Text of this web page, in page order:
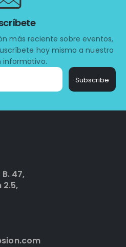
más reciente sobre eventos,
hoy mismo a nuestro
informativo.
Subscribe
47,